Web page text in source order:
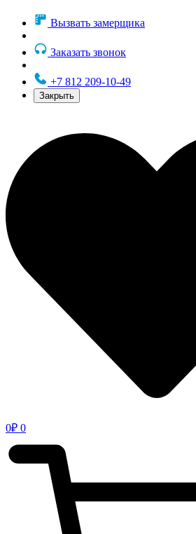
Вызвать замерщика
Заказать звонок
+7 812 209-10-49
Закрыть
0₽ 0